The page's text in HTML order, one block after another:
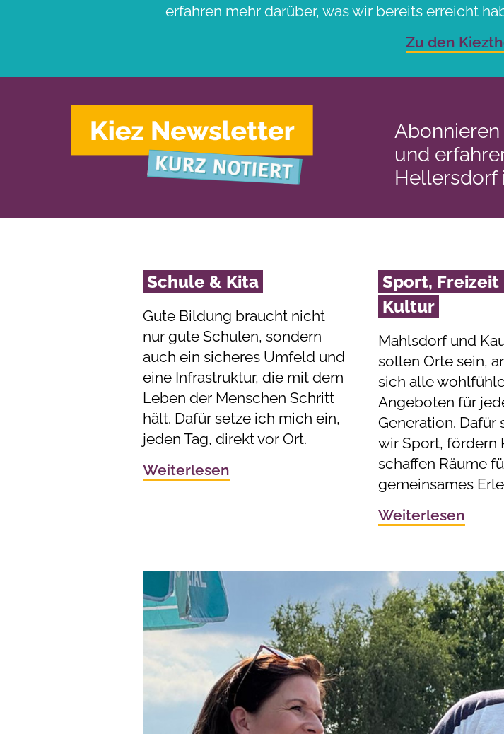
erfahren mehr darüber, was wir bereits erreicht
Zu den
und
Hellersdorf
Schule & Kita
Gute Bildung braucht nicht
nur gute Schulen, sondern
auch ein sicheres Umfeld und
eine Infrastruktur, die mit dem
Leben der Menschen Schritt
hält. Dafür setze ich mich ein,
jeden Tag, direkt vor Ort.
Weiterlesen
Sport, Freizeit
Kultur
Mahlsdorf und
sollen Orte sein,
sich alle
Angeboten für
Generation. Dafür
wir Sport, fördern
schaffen Räume
gemeinsames
Weiterlesen